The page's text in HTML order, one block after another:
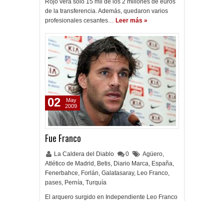
Rojo verá sólo 15 mil de los 2 millones de euros
de la transferencia. Además, quedaron varios
profesionales cesantes… Leer más »
Fue Franco
La Caldera del Diablo 0 Agüero,
Atlético de Madrid , Betis, Diario Marca, España,
Fenerbahce, Forlán, Galatasaray, Leo Franco,
pases, Pernía, Turquía
El arquero surgido en Independiente Leo Franco
02
May
2009